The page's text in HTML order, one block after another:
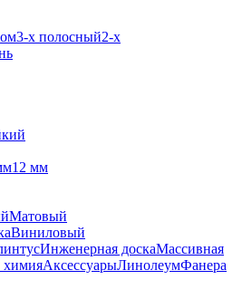
3-х полосный2-х
12 мм
Матовый
Виниловый
Инженерная доскаМассивная
химияАксессуарыЛинолеумФанера